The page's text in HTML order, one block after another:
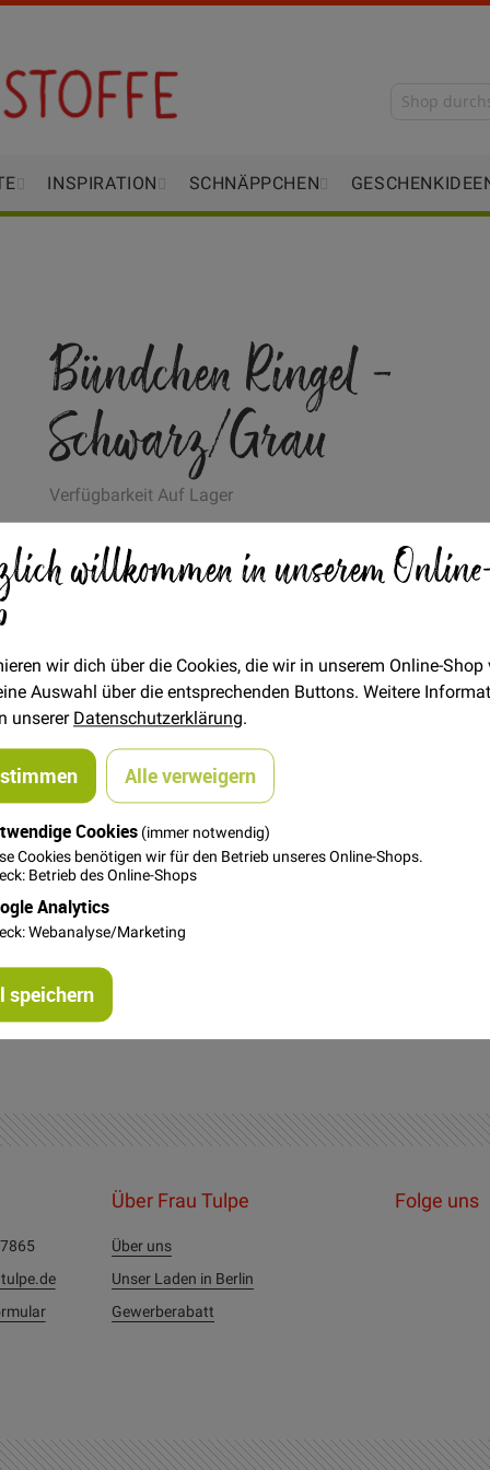
willkommen in unserem
wir dich über die Cookies, die wir in unserem Online-Shop
Auswahl über die entsprechenden Buttons. Weitere
unsererDatenschutzerklärung.
Alle verweigern
Cookies (immer notwendig)
Cookies benötigen wir für den Betrieb unseres Online-Shops.
Betrieb des Online-Shops
Analytics
Webanalyse/Marketing
speichern
INSPIRATION SCHNÄPPCHEN
Bündchen Ringel -
Schwarz/Grau
VerfügbarkeitAuf Lager
13,00 €
Menge
In den Warenkorb
Anteil für die Formstabilität. Das Bündchen ist als
Am besten verarbeitet man das Bündchen doppelt,
als saubere Kante. Die Breite muss man sich
Über Frau Tulpe
Über uns
Unser Laden in Berlin
Gewerberabatt
Folge uns